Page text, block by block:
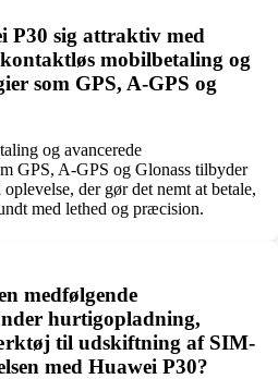
P30 sig attraktiv med
mobilbetaling og
som GPS, A-GPS og
og avancerede
GPS, A-GPS og Glonass tilbyder
der gør det nemt at betale,
med lethed og præcision.
medfølgende
hurtigopladning,
til udskiftning af SIM-
med Huawei P30?